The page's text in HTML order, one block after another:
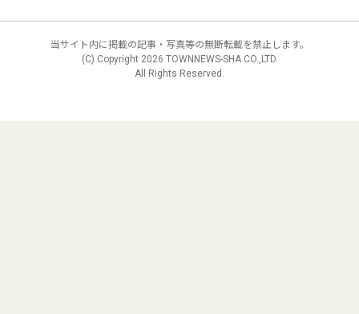
当サイト内に掲載の記事・写真等の無断転載を禁止します。
(C) Copyright 2026 TOWNNEWS-SHA CO.,LTD.
All Rights Reserved.